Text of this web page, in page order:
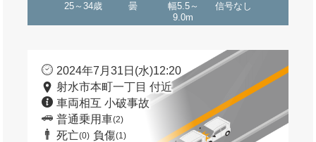
25～34歳 曇
幅5.5～
9.0m
信号なし
2024年7月31日(水)12:20
射水市本町一丁目 付近
車両相互 小破事故
普通乗用車(2)
死亡(0) 負傷(1)